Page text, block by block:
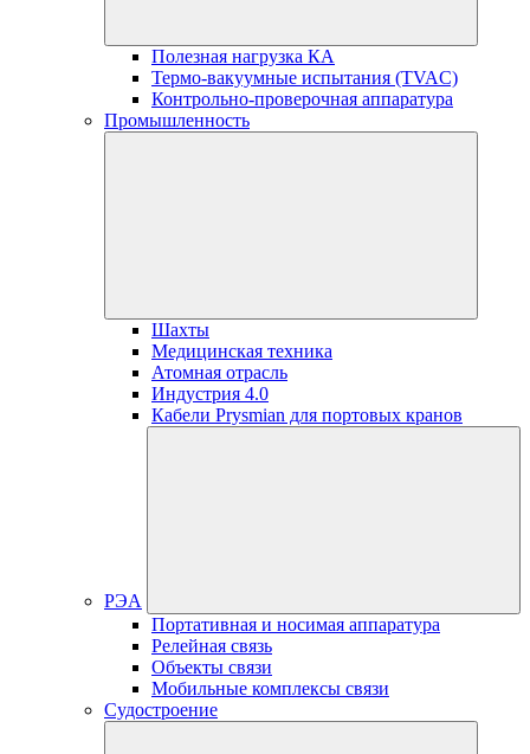
Полезная нагрузка КА
Термо-вакуумные испытания (TVAC)
Контрольно-проверочная аппаратура
Промышленность
Шахты
Медицинская техника
Атомная отрасль
Индустрия 4.0
Кабели Prysmian для портовых кранов
РЭА
Портативная и носимая аппаратура
Релейная связь
Объекты связи
Мобильные комплексы связи
Судостроение